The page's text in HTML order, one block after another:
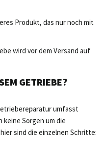
Produkt, das nur noch mit
wird vor dem Versand auf
GETRIEBE?
umfasst
keine Sorgen um die
sind die einzelnen Schritte: